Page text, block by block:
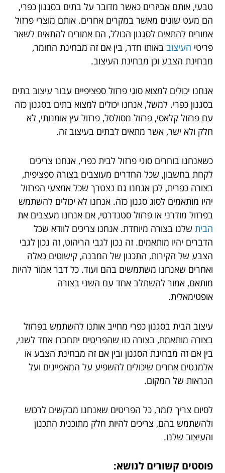
טבעי, אותם אביזרים כאשר מדובר על בתים בסגנון כפרי,
הם מעט שונים מאשר במקרים אחרים. אותם מוצרי פרזול
אמורים להתאים לסגנון הכולל, הם אמורים להתאים לשאר
פריטי העיצוב באותו חדר, בין אם זה מבחינת החומר,
מבחינת הצבע וכן מבחינת העיצוב.
אנחנו יכולים למצוא סוגי פרזול ספציפיים עבור עיצוב בתים
בסגנון כפרי. למשל, אנחנו יכולים למצוא בתים בסגנון כזה
עם פרזול קלאסי, פרזול מסולסל, פרזול עץ אומנותי, לא
חלק ולא ישר, אשר מתאים לבתים בעיצוב זה.
כשאנחנו בוחרים סוגי פרזול לבית כפרי, אנחנו צריכים
לקחת בחשבון, שכל החדרים מעוצבים בצורה ספציפית,
בצורה כפרית, לכן אנחנו גם נצטרך שכל אמצעי הפרזול
יהיו מותאמים לסוג סגנון כזה. אנחנו לא יכולים להשתמש
בפרזול מודרני או פרזול סטנדרטי, אם אנחנו מעצבים את
הבית שלנו בצורה מיוחדת. אנחנו צריכים לוודא שכל
הדברים יהיו מותאמים. זה נכון לגבי הריהוט, זה נכון לגבי
הצבע של הקירות, התכנון של המבנה, קישוטים כאלה
ואחרים שאנחנו משתמשים בהם ועוד. כל דבר אמור להיות
מותאם, אמור להשתלב אחד עם השני בצורה
אופטימאלית.
עיצוב הבית בסגנון כפרי מחייב אותנו להשתמש בפרזול
בצורה מותאמת, בצורה כזו שהפריטים יתחברו אחד לשני,
בין אם זה מבחינת הסגנון ובין אם זה מבחינת הצבע או
אלמנטים אחרים שיכולים להשפיע על המאפיינים ועל
הנראות של המקום.
לסיום צריך לומר, כל הפריטים שאנחנו מבקשים לרכוש
ולהשתמש בהם, צריכים להיות חלק מתוכנית התכנון
והעיצוב שלנו.
פוסטים קשורים לנושא: